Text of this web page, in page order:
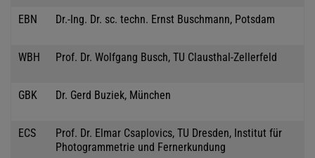
EBN Dr.-Ing. Dr. sc. techn. Ernst Buschmann, Potsdam
WBH Prof. Dr. Wolfgang Busch, TU Clausthal-Zellerfeld
GBK Dr. Gerd Buziek, München
ECS
Prof. Dr. Elmar Csaplovics, TU Dresden, Institut für
Photogrammetrie und Fernerkundung